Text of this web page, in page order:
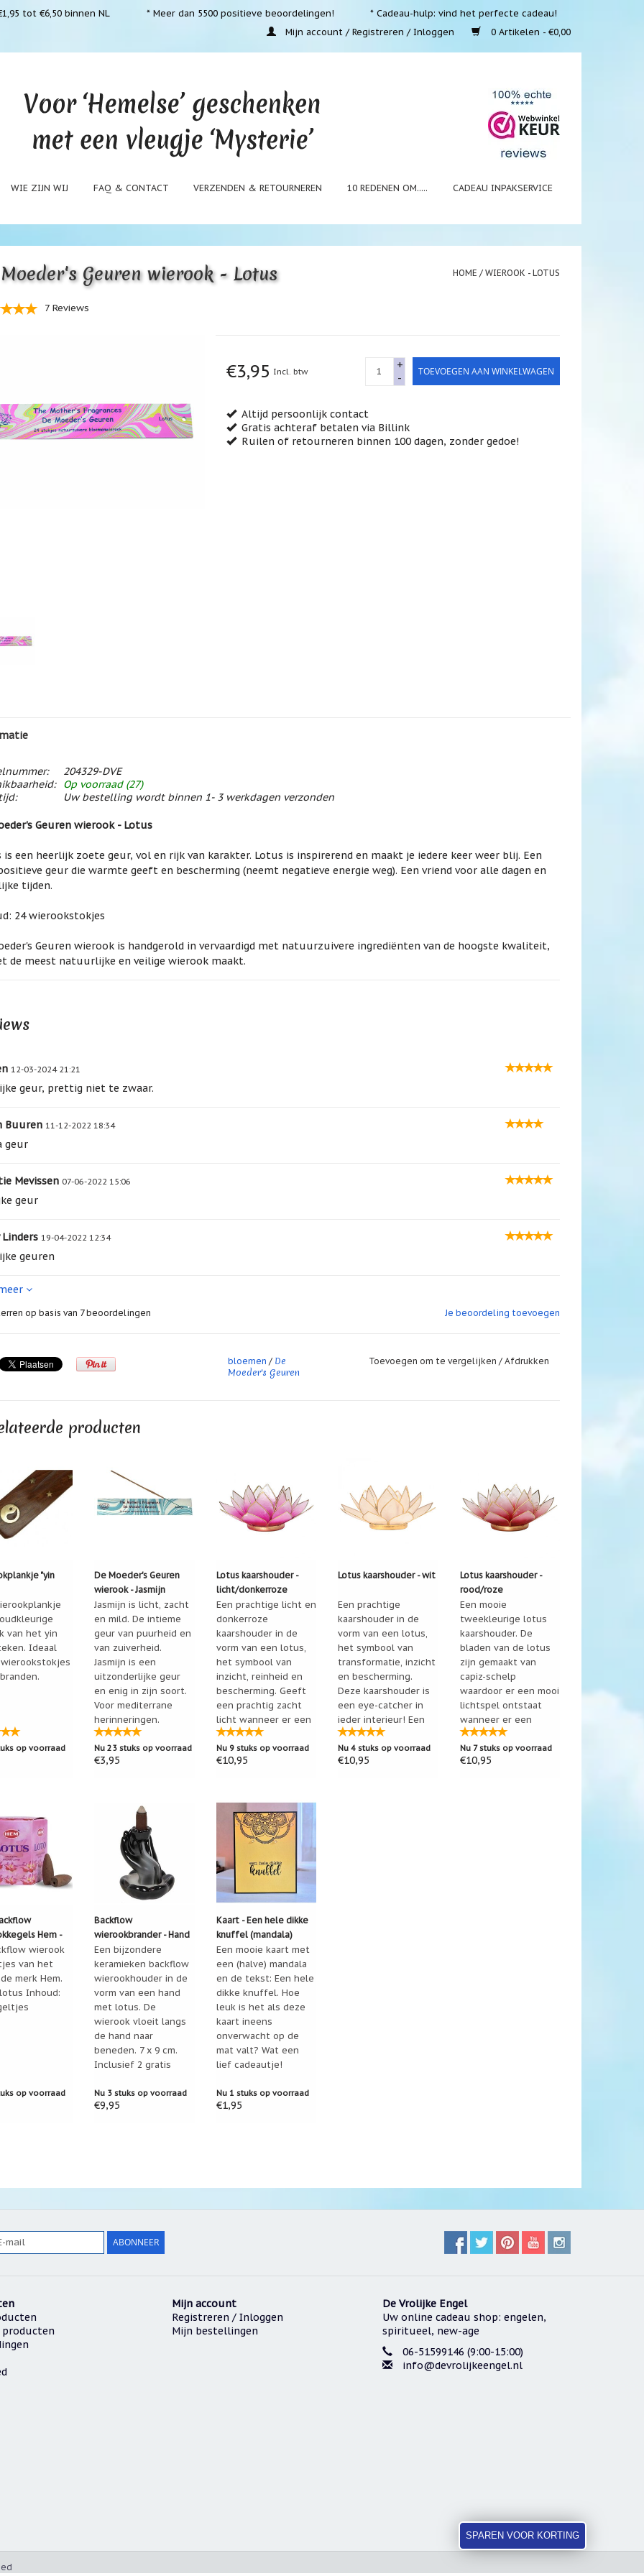
tot €6,50 binnen NL * Meer dan 5500 positieve beoordelingen!
* Cadeau-hulp: vind het perfecte cadeau!
Mijn account / Registreren / Inloggen
0 Artikelen - €0,00
WIE ZIJN WIJ FAQ & CONTACT VERZENDEN & RETOURNEREN 10 REDENEN OM..... CADEAU INPAKSERVICE
Geuren wierook - Lotus
7 Reviews
HOME / WIEROOK - LOTUS
€3,95 Incl. btw
+
-
TOEVOEGEN AAN WINKELWAGEN
Altijd persoonlijk contact
Gratis achteraf betalen via Billink
Ruilen of retourneren binnen 100 dagen, zonder gedoe!
204329-DVE
Op voorraad (27)
Uw bestelling wordt binnen 1- 3 werkdagen verzonden
Geuren wierook - Lotus
is een heerlijk zoete geur, vol en rijk van karakter. Lotus is inspirerend en maakt je iedere keer weer blij. Een
geur die warmte geeft en bescherming (neemt negatieve energie weg). Een vriend voor alle dagen en
tijden.
24 wierookstokjes
Geuren wierook is handgerold in vervaardigd met natuurzuivere ingrediënten van de hoogste kwaliteit,
de meest natuurlijke en veilige wierook maakt.
12-03-2024 21:21
geur, prettig niet te zwaar.
Buuren 11-12-2022 18:34
geur
Mevissen 07-06-2022 15:06
geur
19-04-2022 12:34
geuren
09-02-2021 20:32
wierook.
geur
geuren wierook is altijd goed.
Je beoordeling toevoegen
op basis van 7beoordelingen
bloemen / De
Moeder's Geuren
Toevoegen om te vergelijken / Afdrukken
producten
"yin
van het yin
Ideaal
op voorraad
De Moeder's Geuren
wierook - Jasmijn
Jasmijn is licht, zacht
en mild. De intieme
geur van puurheid en
van zuiverheid.
Jasmijn is een
uitzonderlijke geur
en enig in zijn soort.
Voor mediterrane
herinneringen.
Inhoud: 24 stokjes
Nu 23 stuks op voorraad
€3,95
Lotus kaarshouder -
licht/donkerroze
(tweekleurig)
Een prachtige licht en
donkerroze
kaarshouder in de
vorm van een lotus,
het symbool van
inzicht, reinheid en
bescherming. Geeft
een prachtig zacht
licht wanneer er een
kaarsje in brandt!
Nu 9 stuks op voorraad
€10,95
Lotus kaarshouder - wit
Een prachtige
kaarshouder in de
vorm van een lotus,
het symbool van
transformatie, inzicht
en bescherming.
Deze kaarshouder is
een eye-catcher in
ieder interieur! Een
mooi cadeau voor
jezelf of iemand
anders!
Nu 4 stuks op voorraad
€10,95
Lotus kaarshouder -
rood/roze
(tweekleurig)
Een mooie
tweekleurige lotus
kaarshouder. De
bladen van de lotus
zijn gemaakt van
capiz-schelp
waardoor er een mooi
lichtspel ontstaat
wanneer er een
kaarsje in brandt.
Afmeting: diameter
13,5 cm
Nu 7 stuks op voorraad
€10,95
Hem -
stuks)wierook
van het
merk Hem.
Inhoud:
op voorraad
Backflow
wierookbrander - Hand
met lotus
Een bijzondere
keramieken backflow
wierookhouder in de
vorm van een hand
met lotus. De
wierook vloeit langs
de hand naar
beneden. 7 x 9 cm.
Inclusief 2 gratis
Nu 3 stuks op voorraad
€9,95
Kaart - Een hele dikke
knuffel (mandala)
Een mooie kaart met
een (halve) mandala
en de tekst: Een hele
dikke knuffel. Hoe
leuk is het als deze
kaart ineens
onverwacht op de
mat valt? Wat een
lief cadeautje!
Nu 1 stuks op voorraad
€1,95
ABONNEER
producten
Mijn account
Registreren / Inloggen
Mijn bestellingen
De Vrolijke Engel
Uw online cadeau shop: engelen,
spiritueel, new-age
06-51599146 (9:00-15:00)
info@devrolijkeengel.nl
SPAREN VOOR KORTING